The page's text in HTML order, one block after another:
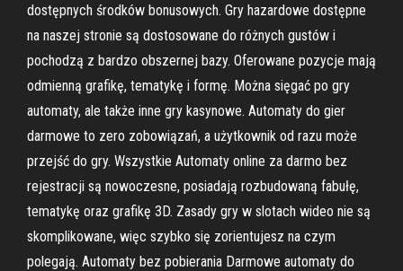
dostępnych środków bonusowych. Gry hazardowe dostępne
na naszej stronie są dostosowane do różnych gustów i
pochodzą z bardzo obszernej bazy. Oferowane pozycje mają
odmienną grafikę, tematykę i formę. Można sięgać po gry
automaty, ale także inne gry kasynowe. Automaty do gier
darmowe to zero zobowiązań, a użytkownik od razu może
przejść do gry. Wszystkie Automaty online za darmo bez
rejestracji są nowoczesne, posiadają rozbudowaną fabułę,
tematykę oraz grafikę 3D. Zasady gry w slotach wideo nie są
skomplikowane, więc szybko się zorientujesz na czym
polegają. Automaty bez pobierania Darmowe automaty do